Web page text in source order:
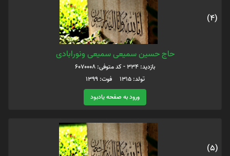
(4)
حاج حسین سمیعی سمیعی ونورابادی
بازدید: 334 - کد متوفی: 6070008
تولد: ۱۳۱۵ فوت: ۱۳۹۹
ورود به صفحه یادبود
(5)